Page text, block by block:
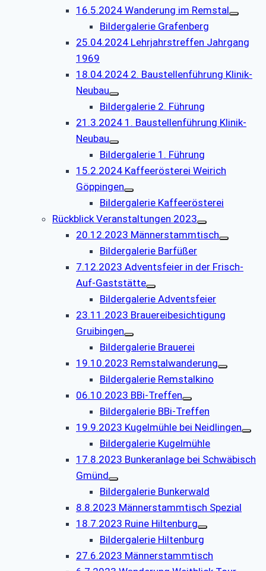
16.5.2024 Wanderung im Remstal
Bildergalerie Grafenberg
25.04.2024 Lehrjahrstreffen Jahrgang
1969
18.04.2024 2. Baustellenführung Klinik-
Neubau
Bildergalerie 2. Führung
21.3.2024 1. Baustellenführung Klinik-
Neubau
Bildergalerie 1. Führung
15.2.2024 Kaffeerösterei Weirich
Göppingen
Bildergalerie Kaffeerösterei
Rückblick Veranstaltungen 2023
20.12.2023 Männerstammtisch
Bildergalerie Barfüßer
7.12.2023 Adventsfeier in der Frisch-
Auf-Gaststätte
Bildergalerie Adventsfeier
23.11.2023 Brauereibesichtigung
Gruibingen
Bildergalerie Brauerei
19.10.2023 Remstalwanderung
Bildergalerie Remstalkino
06.10.2023 BBi-Treffen
Bildergalerie BBi-Treffen
19.9.2023 Kugelmühle bei Neidlingen
Bildergalerie Kugelmühle
17.8.2023 Bunkeranlage bei Schwäbisch
Gmünd
Bildergalerie Bunkerwald
8.8.2023 Männerstammtisch Spezial
18.7.2023 Ruine Hiltenburg
Bildergalerie Hiltenburg
27.6.2023 Männerstammtisch